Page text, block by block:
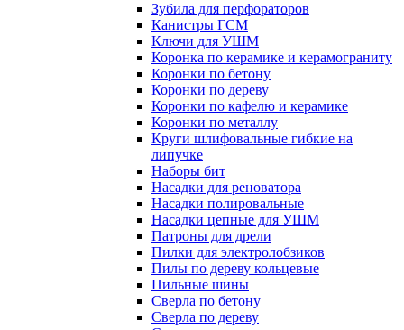
Зубила для перфораторов
Канистры ГСМ
Ключи для УШМ
Коронка по керамике и керамограниту
Коронки по бетону
Коронки по дереву
Коронки по кафелю и керамике
Коронки по металлу
Круги шлифовальные гибкие на
липучке
Наборы бит
Насадки для реноватора
Насадки полировальные
Насадки цепные для УШМ
Патроны для дрели
Пилки для электролобзиков
Пилы по дереву кольцевые
Пильные шины
Сверла по бетону
Сверла по дереву